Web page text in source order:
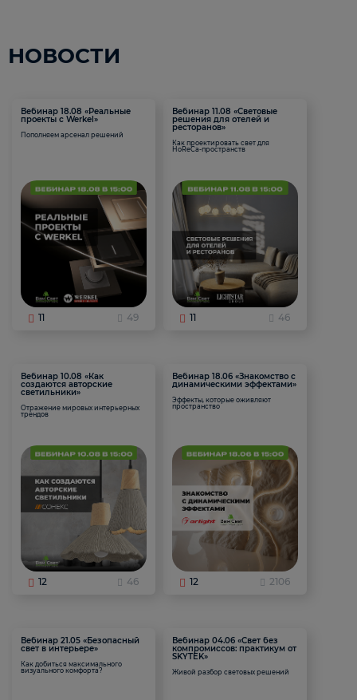
НОВОСТИ
Вебинар 18.08 «Реальные
проекты с Werkel»
Пополняем арсенал решений
11 49
Вебинар 11.08 «Световые
решения для отелей и
ресторанов»
Как проектировать свет для
HoReCa-пространств
11 46
Вебинар 10.08 «Как
создаются авторские
светильники»
Отражение мировых интерьерных
трендов
12 46
Вебинар 18.06 «Знакомство с
динамическими эффектами»
Эффекты, которые оживляют
пространство
12 2106
Вебинар 21.05 «Безопасный
свет в интерьере»
Как добиться максимального
визуального комфорта?
Вебинар 04.06 «Свет без
компромиссов: практикум от
SKYTEK»
Живой разбор световых решений